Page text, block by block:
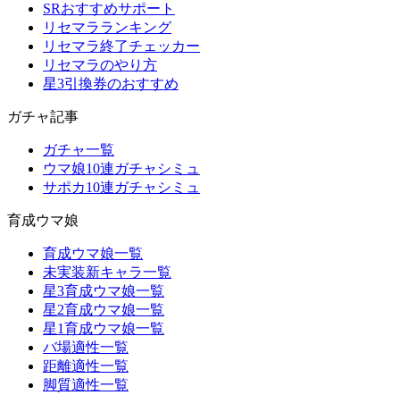
SRおすすめサポート
リセマラランキング
リセマラ終了チェッカー
リセマラのやり方
星3引換券のおすすめ
ガチャ記事
ガチャ一覧
ウマ娘10連ガチャシミュ
サポカ10連ガチャシミュ
育成ウマ娘
育成ウマ娘一覧
未実装新キャラ一覧
星3育成ウマ娘一覧
星2育成ウマ娘一覧
星1育成ウマ娘一覧
バ場適性一覧
距離適性一覧
脚質適性一覧